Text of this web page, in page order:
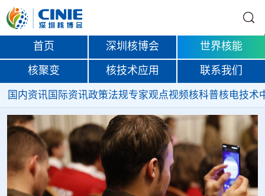
首页 深圳核博会 世界核能
核聚变 核技术应用 联系我们
国内资讯 国际资讯政策法规专家观点视频核科普核电技术